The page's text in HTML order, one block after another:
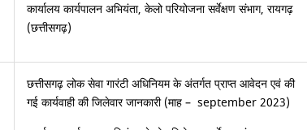
कार्यालय कार्यपालन अभियंता, केलो परियोजना सर्वेक्षण संभाग, रायगढ़
(छत्तीसगढ़)
छत्तीसगढ़ लोक सेवा गारंटी अधिनियम के अंतर्गत प्राप्त आवेदन एवं की
गई कार्यवाही की जिलेवार जानकारी (माह – september 2023)